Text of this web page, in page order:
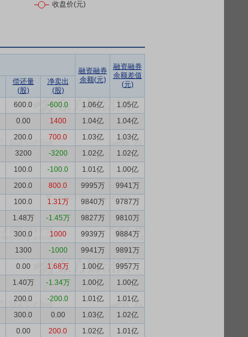
融资融券
余额(元)
融资融券
余额差值
(元)
偿还量
(股)
净卖出
(股)
600.0 -600.0 1.06亿
1.05亿
0.00 1400 1.04亿
1.04亿
200.0 700.0 1.03亿
1.03亿
3200 -3200 1.02亿
1.02亿
100.0 -100.0 1.01亿
1.00亿
200.0 800.0 9995万
9941万
100.0 1.31万 9840万
9787万
1.48万 -1.45万 9827万
9810万
300.0 1000 9939万
9884万
1300 -1000 9941万
9891万
0.00 1.68万 1.00亿
9957万
1.40万 -1.34万 1.00亿
1.00亿
200.0 -200.0 1.01亿
1.01亿
300.0 0.00 1.03亿
1.02亿
0.00 200.0 1.02亿
1.01亿